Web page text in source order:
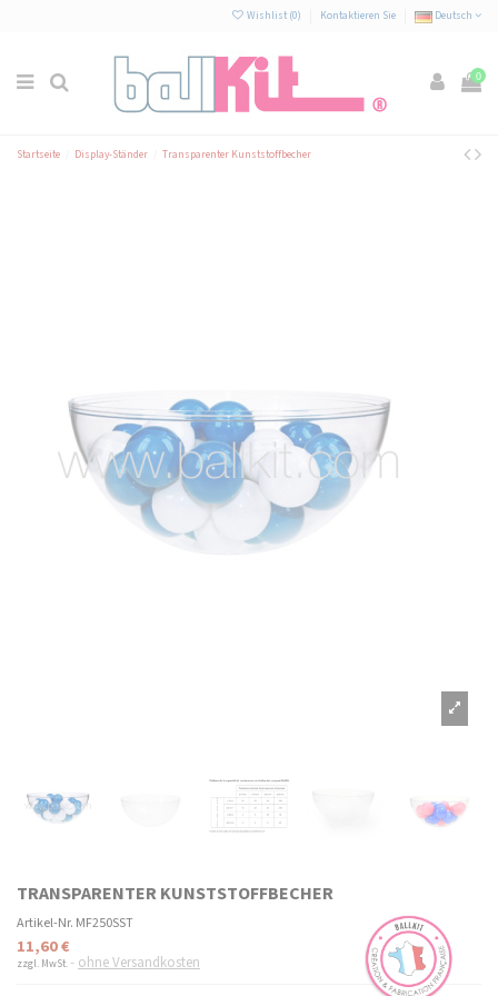
Wishlist (0) Kontaktieren Sie Deutsch
0
Startseite Display-Ständer Transparenter Kunststoffbecher
TRANSPARENTER KUNSTSTOFFBECHER
Artikel-Nr. MF250SST
11,60 €
zzgl. MwSt. ohne Versandkosten